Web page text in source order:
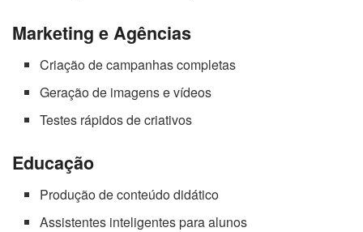
Marketing e Agências
Criação de campanhas completas
Geração de imagens e vídeos
Testes rápidos de criativos
Educação
Produção de conteúdo didático
Assistentes inteligentes para alunos